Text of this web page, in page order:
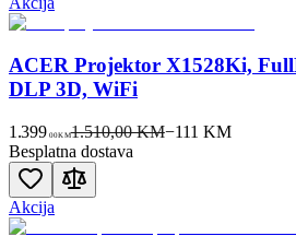
ACER Projektor X1528Ki,
DLP 3D, WiFi
1.399 00KM1.510,00 KM−111 KM
Besplatna dostava
Akcija